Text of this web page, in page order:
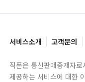
서비스소개 고객문의
직폰은 통신판매중개자
제공하는 서비스에 대한